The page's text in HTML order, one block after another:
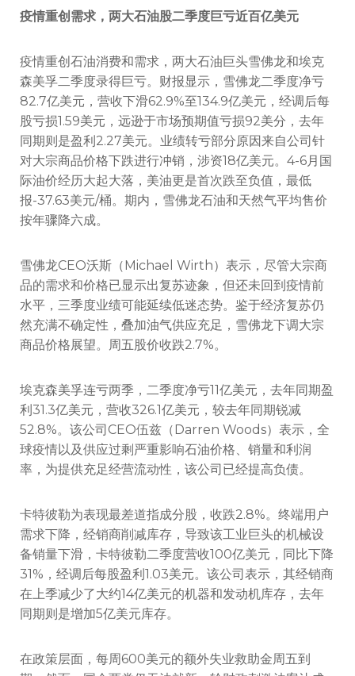
疫情重创需求，两大石油股二季度巨亏近百亿美元
疫情重创石油消费和需求，两大石油巨头雪佛龙和埃克
森美孚二季度录得巨亏。财报显示，雪佛龙二季度净亏
82.7亿美元，营收下滑62.9%至134.9亿美元，经调后每
股亏损1.59美元，远逊于市场预期值亏损92美分，去年
同期则是盈利2.27美元。业绩转亏部分原因来自公司针
对大宗商品价格下跌进行冲销，涉资18亿美元。4-6月国
际油价经历大起大落，美油更是首次跌至负值，最低
报-37.63美元/桶。期内，雪佛龙石油和天然气平均售价
按年骤降六成。
雪佛龙CEO沃斯（Michael Wirth）表示，尽管大宗商
品的需求和价格已显示出复苏迹象，但还未回到疫情前
水平，三季度业绩可能延续低迷态势。鉴于经济复苏仍
然充满不确定性，叠加油气供应充足，雪佛龙下调大宗
商品价格展望。周五股价收跌2.7%。
埃克森美孚连亏两季，二季度净亏11亿美元，去年同期盈
利31.3亿美元，营收326.1亿美元，较去年同期锐减
52.8%。该公司CEO伍兹（Darren Woods）表示，全
球疫情以及供应过剩严重影响石油价格、销量和利润
率，为提供充足经营流动性，该公司已经提高负债。
卡特彼勒为表现最差道指成分股，收跌2.8%。终端用户
需求下降，经销商削减库存，导致该工业巨头的机械设
备销量下滑，卡特彼勒二季度营收100亿美元，同比下降
31%，经调后每股盈利1.03美元。该公司表示，其经销商
在上季减少了大约14亿美元的机器和发动机库存，去年
同期则是增加5亿美元库存。
在政策层面，每周600美元的额外失业救助金周五到